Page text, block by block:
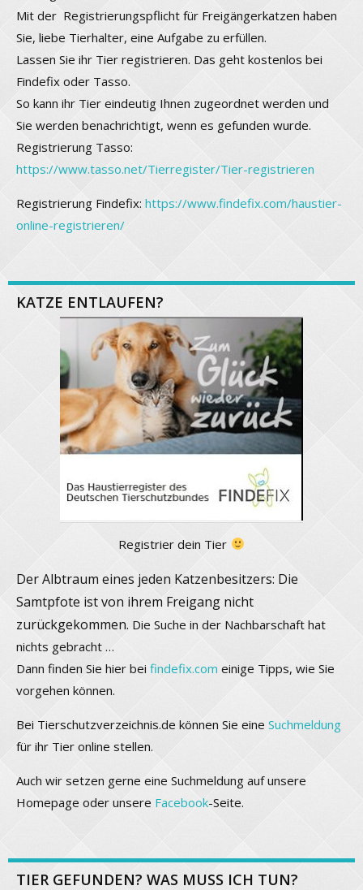
Mit der Registrierungspflicht für Freigängerkatzen haben
Sie, liebe Tierhalter, eine Aufgabe zu erfüllen.
Lassen Sie ihr Tier registrieren. Das geht kostenlos bei
Findefix oder Tasso.
So kann ihr Tier eindeutig Ihnen zugeordnet werden und
Sie werden benachrichtigt, wenn es gefunden wurde.
Registrierung Tasso:
https://www.tasso.net/Tierregister/Tier-registrieren
Registrierung Findefix: https://www.findefix.com/haustier-
online-registrieren/
KATZE ENTLAUFEN?
Registrier dein Tier
Der Albtraum eines jeden Katzenbesitzers: Die
Samtpfote ist von ihrem Freigang nicht
zurückgekommen. Die Suche in der Nachbarschaft hat
nichts gebracht …
Dann finden Sie hier bei findefix.com einige Tipps, wie Sie
vorgehen können.
Bei Tierschutzverzeichnis.de können Sie eine Suchmeldung
für ihr Tier online stellen.
Auch wir setzen gerne eine Suchmeldung auf unsere
Homepage oder unsere Facebook-Seite.
TIER GEFUNDEN? WAS MUSS ICH TUN?